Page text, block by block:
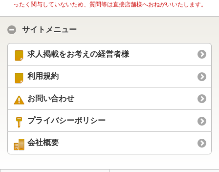
ったく関与していないため、質問等は直接店舗様へおねがいいたします。
サイトメニュー
求人掲載をお考えの経営者様
利用規約
お問い合わせ
プライバシーポリシー
会社概要